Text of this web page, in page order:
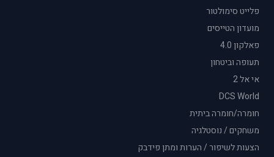
פלייט סימולטור
מועדון הטייסים
פאלקון 4.0
תעופה וביטחון
אי אל 2
DCS World
חומרה/חומרה ביתית
משחקים / נוסטלגיה
הצעות לשיפור / הערות ומתן פידבק